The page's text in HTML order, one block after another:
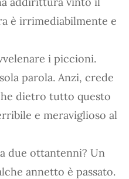
è irrimediabilmente e
i piccioni.
parola. Anzi, crede
dietro tutto questo
e meraviglioso al
due ottantenni? Un
annetto è passato.